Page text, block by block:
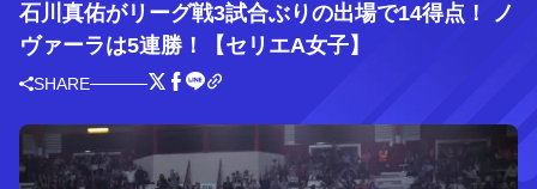
石川真佑がリーグ戦3試合ぶりの出場で14得点！ ノ
ヴァーラは5連勝！【セリエA女子】
SHARE